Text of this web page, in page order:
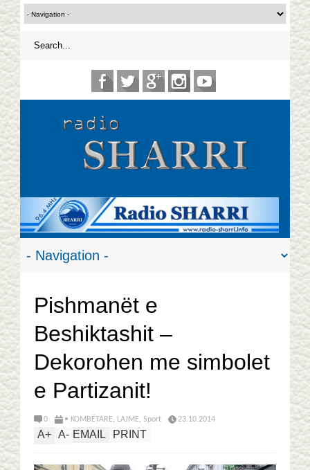
Pishmanët e
Beshiktashit –
Dekorohen me simbolet
e Partizanit!
0 • KOMBËTARE, LAJME, Sport 23.10.2014
A+ A- EMAIL PRINT